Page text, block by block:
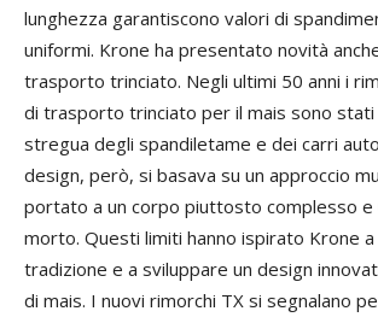
lunghezza garantiscono valori di
uniformi. Krone ha presentato novità
trasporto trinciato. Negli ultimi 50 anni i
di trasporto trinciato per il mais sono stati
stregua degli spandiletame e dei carri
design, però, si basava su un approccio
portato a un corpo piuttosto complesso e
morto. Questi limiti hanno ispirato Krone
tradizione e a sviluppare un design
di mais. I nuovi rimorchi TX si segnalano